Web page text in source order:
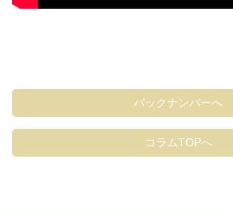
バックナンバーへ
コラムTOPへ